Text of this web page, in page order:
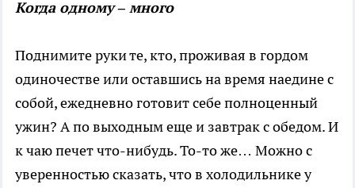
Когда одному – много
Поднимите руки те, кто, проживая в гордом
одиночестве или оставшись на время наедине с
собой, ежедневно готовит себе полноценный
ужин? А по выходным еще и завтрак с обедом. И
к чаю печет что-нибудь. То-то же… Можно с
уверенностью сказать, что в холодильнике у